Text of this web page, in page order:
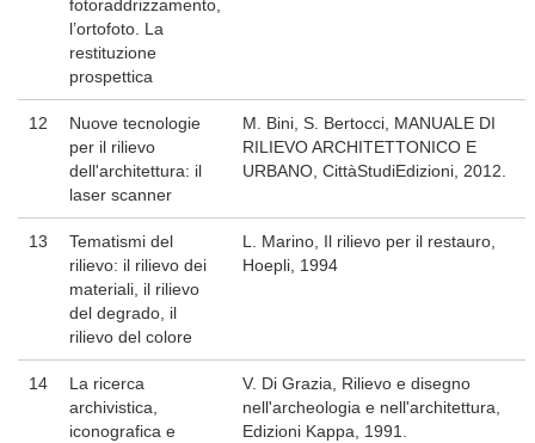
fotoraddrizzamento,
l’ortofoto. La
restituzione
prospettica
12
Nuove tecnologie
per il rilievo
dell'architettura: il
laser scanner
M. Bini, S. Bertocci, MANUALE DI
RILIEVO ARCHITETTONICO E
URBANO, CittàStudiEdizioni, 2012.
13
Tematismi del
rilievo: il rilievo dei
materiali, il rilievo
del degrado, il
rilievo del colore
L. Marino, Il rilievo per il restauro,
Hoepli, 1994
14
La ricerca
archivistica,
iconografica e
V. Di Grazia, Rilievo e disegno
nell'archeologia e nell'architettura,
Edizioni Kappa, 1991.